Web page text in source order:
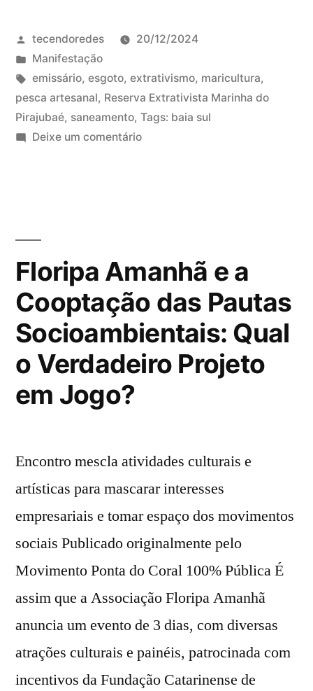
Publicado
por
tecendoredes
20/12/2024
Publicado
em
Manifestação
Tags:
emissário, esgoto, extrativismo, maricultura,
pesca artesanal, Reserva Extrativista Marinha do
Pirajubaé, saneamento, Tags: baia sul
Deixe um comentárioem
nas
Baías
21/12
Floripa Amanhã e a
Cooptação das Pautas
Socioambientais: Qual
o Verdadeiro Projeto
em Jogo?
Encontro mescla atividades culturais e
artísticas para mascarar interesses
empresariais e tomar espaço dos movimentos
sociais Publicado originalmente pelo
Movimento Ponta do Coral 100% Pública É
assim que a Associação Floripa Amanhã
anuncia um evento de 3 dias, com diversas
atrações culturais e painéis, patrocinada com
incentivos da Fundação Catarinense de